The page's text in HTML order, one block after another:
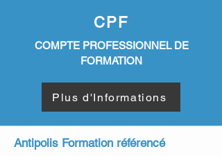
CPF
COMPTE PROFESSIONNEL DE
FORMATION
Plus d'Informations
Antipolis Formation référencé